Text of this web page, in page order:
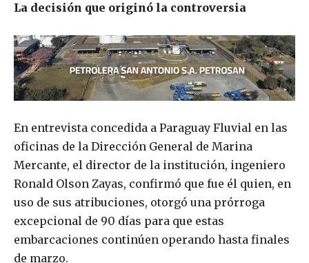
La decisión que originó la controversia
En entrevista concedida a Paraguay Fluvial en las
oficinas de la Dirección General de Marina
Mercante, el director de la institución, ingeniero
Ronald Olson Zayas, confirmó que fue él quien, en
uso de sus atribuciones, otorgó una prórroga
excepcional de 90 días para que estas
embarcaciones continúen operando hasta finales
de marzo.